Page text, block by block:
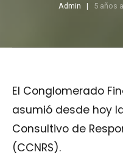
Admin 5 años
El Conglomerado
asumió desde hoy
Consultivo de
(CCNRS).